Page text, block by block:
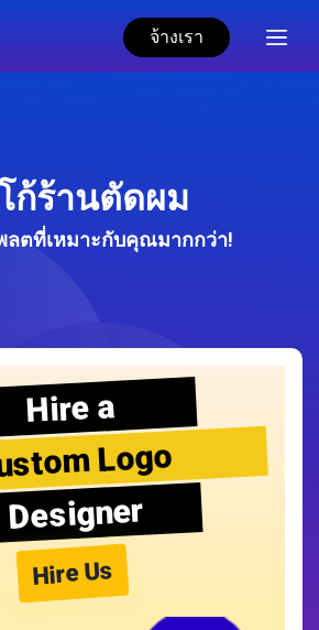
จ้างเรา
ก้ร้านตัดผม
พลตที่เหมาะกับคุณมากกว่า!
Hire a
Logo
Designer
Hire Us